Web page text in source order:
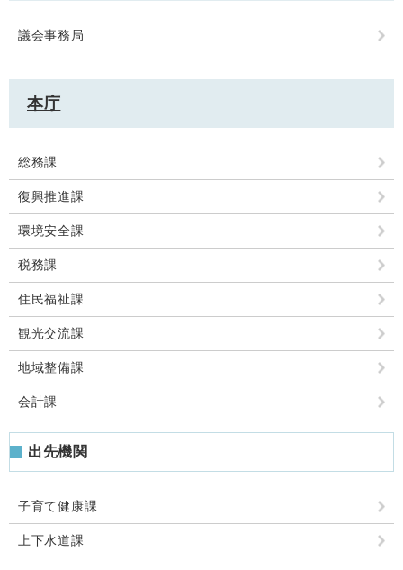
議会事務局
本庁
総務課
復興推進課
環境安全課
税務課
住民福祉課
観光交流課
地域整備課
会計課
出先機関
子育て健康課
上下水道課